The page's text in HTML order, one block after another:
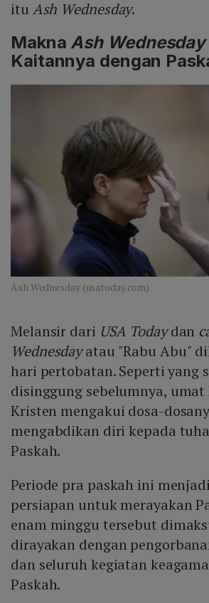
itu Ash Wednesday.
Makna Ash Wednesday
Kaitannya dengan
Ash Wednesday (usatoday.com)
Melansir dari USA Todaydan
Wednesdayatau "Rabu Abu"
hari pertobatan. Seperti yang
disinggung sebelumnya,
Kristen mengakui dosa-
mengabdikan diri kepada
Paskah.
Periode pra paskah ini
persiapan untuk merayakan
enam minggu tersebut
dirayakan dengan
dan seluruh kegiatan
Paskah.